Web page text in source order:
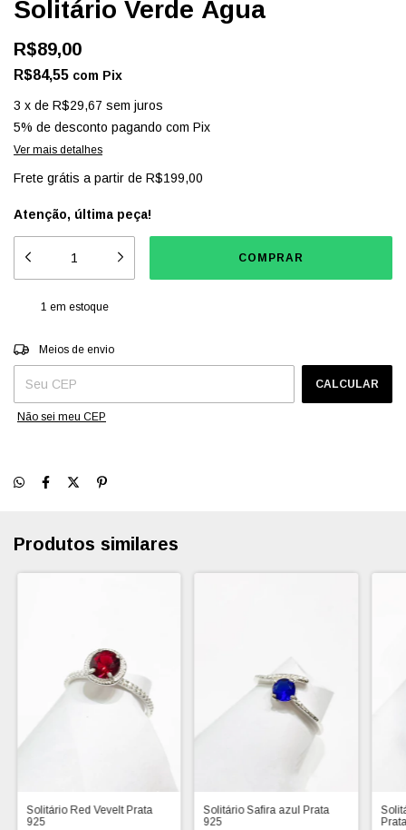
Solitário Verde Água
R$89,00
R$84,55 com Pix
3 x de R$29,67 sem juros
5% de desconto pagando com Pix
Ver mais detalhes
Frete grátis a partir de R$199,00
Atenção, última peça!
1 em estoque
Entregas para o CEP:
Meios de envio
CALCULAR
Não sei meu CEP
Produtos similares
Solitário Red Vevelt Prata
925
Solitário Safira azul Prata
925